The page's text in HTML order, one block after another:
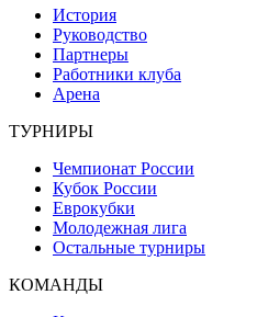
История
Руководство
Партнеры
Работники клуба
Арена
ТУРНИРЫ
Чемпионат России
Кубок России
Еврокубки
Молодежная лига
Остальные турниры
КОМАНДЫ